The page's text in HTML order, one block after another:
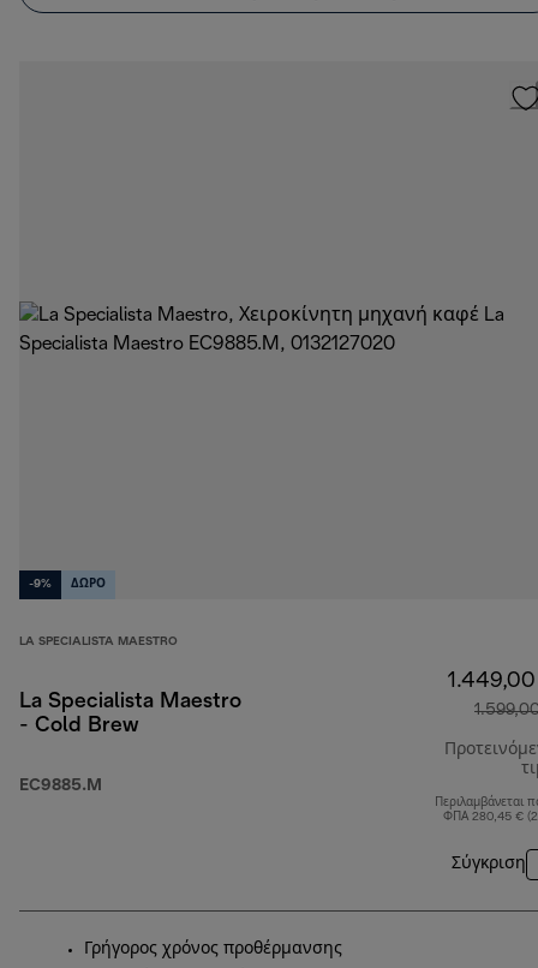
-9% ΔΩΡΟ
LA SPECIALISTA MAESTRO
La Specialista Maestro
- Cold Brew
EC9885.M
Περιλαμβάνεται
ΦΠΑ 280,45 €
Σύγκριση
Γρήγορος χρόνος προθέρμανσης